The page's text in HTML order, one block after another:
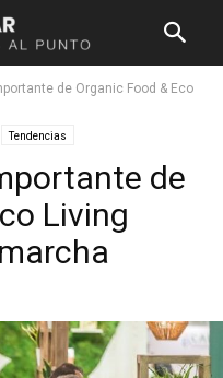
de Organic Food & Eco
Tendencias
de
Living